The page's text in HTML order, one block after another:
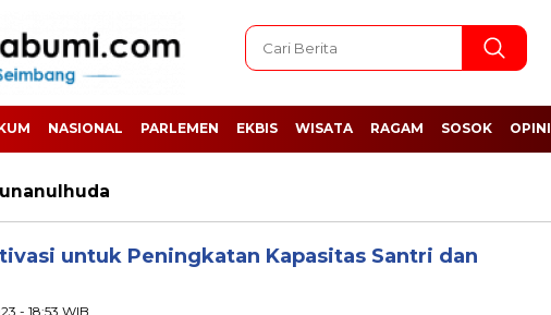
NASIONAL PARLEMEN EKBIS WISATA RAGAM SOSOK OPINI
untuk Peningkatan Kapasitas Santri dan
- 18:53 WIB